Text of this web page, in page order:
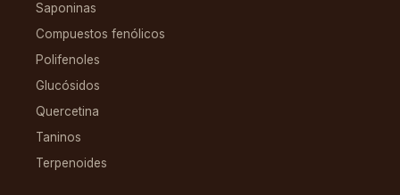
Saponinas
Compuestos fenólicos
Polifenoles
Glucósidos
Quercetina
Taninos
Terpenoides